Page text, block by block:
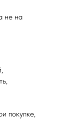
не на
покупке,